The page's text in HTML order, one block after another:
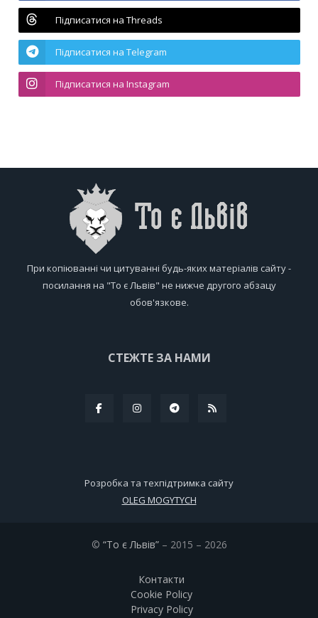
Підписатися на Threads
Підписатися на Telegram
Підписатися на Instagram
При копіюванні чи цитуванні будь-яких матеріалів сайту -
посилання на "То є Львів" не нижче другого абзацу
обов'язкове.
СТЕЖТЕ ЗА НАМИ
Розробка та техпідтримка сайту
OLEG MOGYTYCH
© “То є Львів”– 2015 – 2026
Контакти
Cookie Policy
Privacy Policy